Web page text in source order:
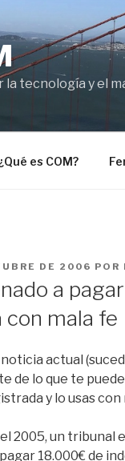
la tecnología y el
es COM?
DE 2006 POR
a
con mala fe
noticia actual
de lo que te
y lo usas con
2005, un tribunal
18.000€ de